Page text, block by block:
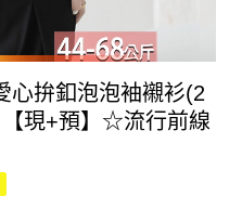
心拚釦泡泡袖襯衫(2
現+預】☆流行前線